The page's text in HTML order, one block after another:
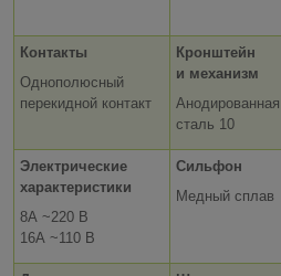
Контакты
Однополюсный
перекидной контакт
Кронштейн
и механизм
Анодированная
сталь 10
Электрические
характеристики
8А ~220 В
16А ~110 В
Сильфон
Медный сплав